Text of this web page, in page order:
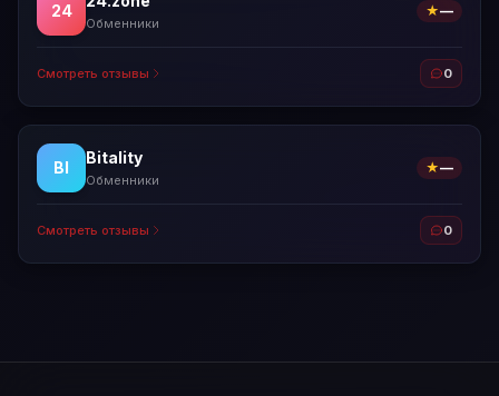
24
Обменники
★—
Смотреть отзывы 0
BI
Bitality
Обменники
★—
Смотреть отзывы 0